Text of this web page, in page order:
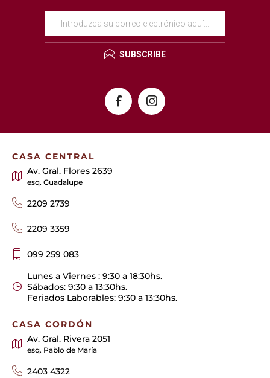
SUBSCRIBE
CASA CENTRAL
Av. Gral. Flores 2639
esq. Guadalupe
2209 2739
2209 3359
099 259 083
Lunes a Viernes : 9:30 a 18:30hs.
Sábados: 9:30 a 13:30hs.
Feriados Laborables: 9:30 a 13:30hs.
CASA CORDÓN
Av. Gral. Rivera 2051
esq. Pablo de María
2403 4322